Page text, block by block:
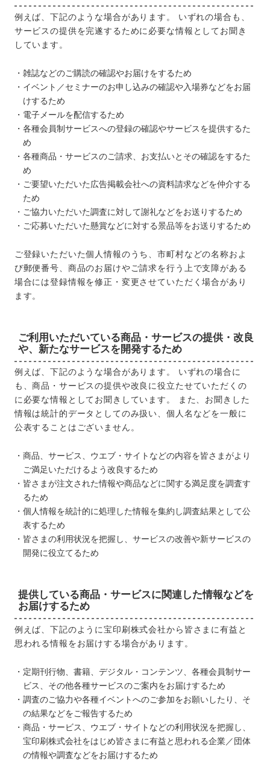
例えば、下記のような場合があります。 いずれの場合も、
サービスの提供を完遂するために必要な情報としてお聞き
しています。
雑誌などのご購読の確認やお届けをするため
イベント／セミナーのお申し込みの確認や入場券などをお届
けするため
電子メールを配信するため
各種会員制サービスへの登録の確認やサービスを提供するた
め
各種商品・サービスのご請求、お支払いとその確認をするた
め
ご要望いただいた広告掲載会社への資料請求などを仲介する
ため
ご協力いただいた調査に対して謝礼などをお送りするため
ご応募いただいた懸賞などに対する景品等をお送りするため
ご登録いただいた個人情報のうち、市町村などの名称およ
び郵便番号、商品のお届けやご請求を行う上で支障がある
場合には登録情報を修正・変更させていただく場合があり
ます。
ご利用いただいている商品・サービスの提供・改良
や、新たなサービスを開発するため
例えば、下記のような場合があります。 いずれの場合に
も、商品・サービスの提供や改良に役立たせていただくの
に必要な情報としてお聞きしています。 また、お聞きした
情報は統計的データとしてのみ扱い、個人名などを一般に
公表することはございません。
商品、サービス、ウエブ・サイトなどの内容を皆さまがより
ご満足いただけるよう改良するため
皆さまが注文された情報や商品などに関する満足度を調査す
るため
個人情報を統計的に処理した情報を集約し調査結果として公
表するため
皆さまの利用状況を把握し、サービスの改善や新サービスの
開発に役立てるため
提供している商品・サービスに関連した情報などを
お届けするため
例えば、下記のように宝印刷株式会社から皆さまに有益と
思われる情報をお届けする場合があります。
定期刊行物、書籍、デジタル・コンテンツ、各種会員制サー
ビス、その他各種サービスのご案内をお届けするため
調査のご協力や各種イベントへのご参加をお願いしたり、そ
の結果などをご報告するため
商品・サービス、ウエブ・サイトなどの利用状況を把握し、
宝印刷株式会社をはじめ皆さまに有益と思われる企業／団体
の情報や調査などをお届けするため